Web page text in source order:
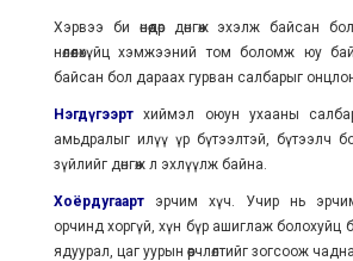
Хэрвээ би өнөөдөр дөнгөж эхэлж байсан
нөлөөлөхүйц хэмжээний том боломж юу
байсан бол дараах гурван салбарыг
Нэгдүгээртхиймэл оюун ухааны
амьдралыг илүү үр бүтээлтэй, бүтээлч
зүйлийг дөнгөж л эхлүүлж байна.
Хоёрдугаартэрчим хүч. Учир нь
орчинд хоргүй, хүн бүр ашиглаж болохуйц
ядуурал, цаг уурын өөрчлөлтийг зогсоож чадна.